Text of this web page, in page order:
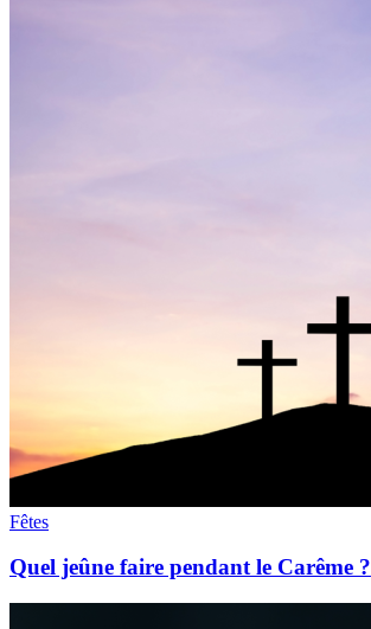
Fêtes
Quel jeûne faire pendant le Carême ?